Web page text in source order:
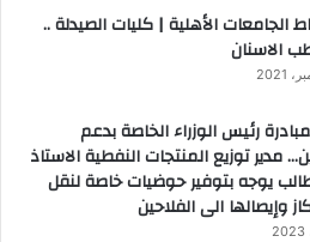
الجامعات الأهلية | كليات الصيدلة ..
الاسنان
رئيس الوزراء الخاصة بدعم
مدير توزيع المنتجات النفطية الاستاذ
يوجه بتوفير حوضيات خاصة لنقل
وإيصالها الى الفلاحين